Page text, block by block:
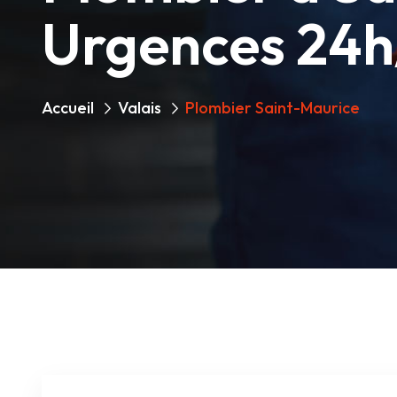
Urgences
Accueil Valais Plombier Saint-Maurice